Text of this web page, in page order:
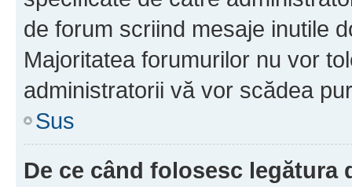
de forum scriind mesaje inutile
Majoritatea forumurilor nu vor
administratorii vă vor scădea
Sus
De ce când folosesc